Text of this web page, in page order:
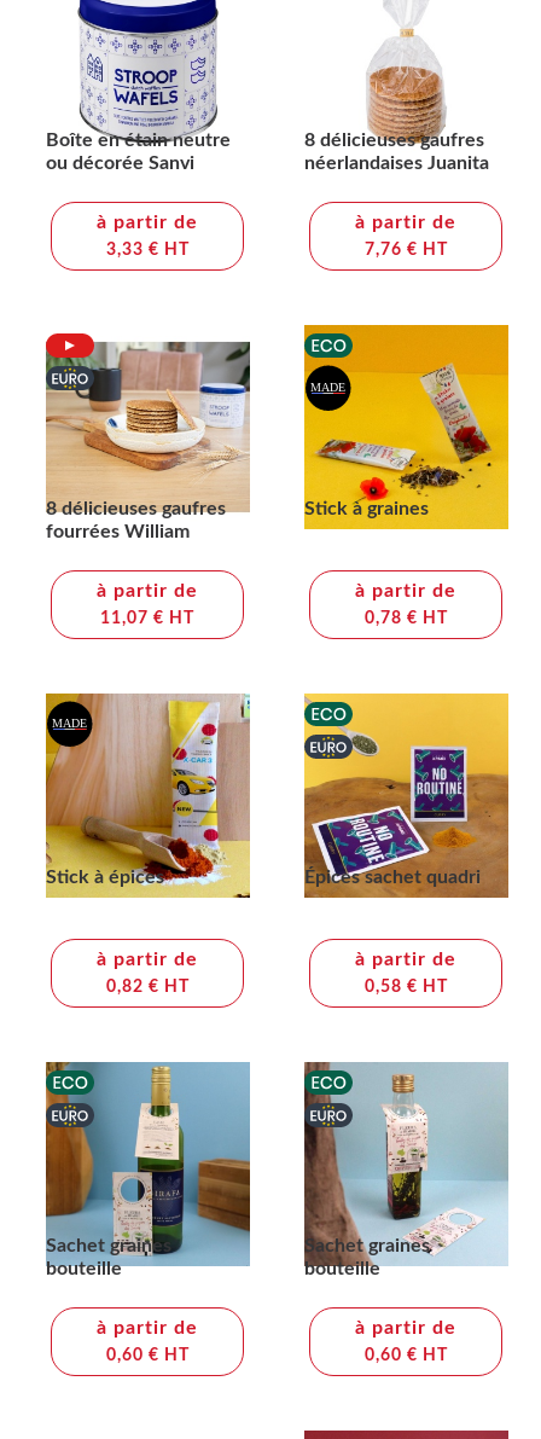
Boîte en étain neutre
ou décorée Sanvi
à partir de
3,33 € HT
8 délicieuses gaufres
néerlandaises Juanita
à partir de
7,76 € HT
8 délicieuses gaufres
fourrées William
à partir de
11,07 € HT
Stick à graines
à partir de
0,78 € HT
Stick à épices
à partir de
0,82 € HT
Épices sachet quadri
à partir de
0,58 € HT
Sachet graines
bouteille
à partir de
0,60 € HT
Sachet graines
bouteille
à partir de
0,60 € HT